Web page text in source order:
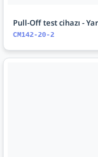
Pull-Off test cihazı -
CM142-20-2